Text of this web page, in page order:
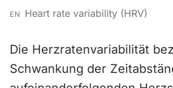
EN Heart rate variability (HRV)
Die Herzratenvariabilität
Schwankung der